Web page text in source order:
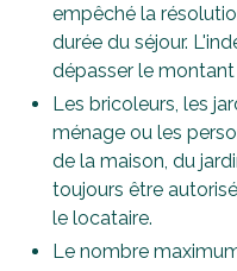
empêché la
durée du séjour.
dépasser le montant
Les bricoleurs, les
ménage ou les
de la maison, du
toujours être
le locataire.
Le nombre